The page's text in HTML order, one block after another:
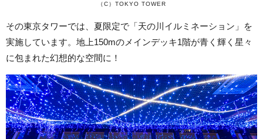
（C） TOKYO TOWER
その東京タワーでは、夏限定で「天の川イルミネーション」を
実施しています。地上150mのメインデッキ1階が青く輝く星々
に包まれた幻想的な空間に！